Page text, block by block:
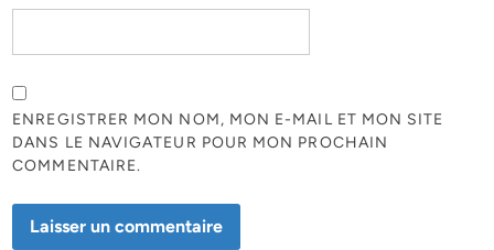
ENREGISTRER MON NOM, MON E-MAIL ET MON SITE
DANS LE NAVIGATEUR POUR MON PROCHAIN
COMMENTAIRE.